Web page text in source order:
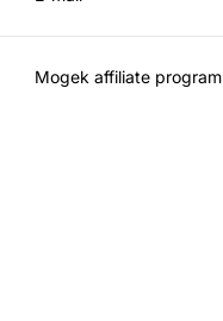
Mogek affiliate program